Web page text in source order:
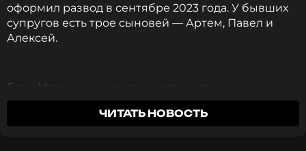
оформил развод в сентябре 2023 года. У бывших
супругов есть трое сыновей — Артем, Павел и
Алексей.
Если Мария уже нашла счастье в лице
предпринимателя Игоря Головинского, за
которого вышла замуж в августе 2024 года и
ЧИТАТЬ НОВОСТЬ